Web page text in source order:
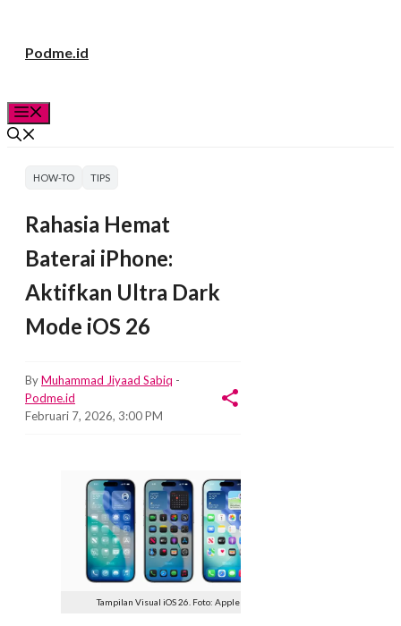
Podme.id
HOW-TO TIPS
Rahasia Hemat
Baterai iPhone:
Aktifkan Ultra Dark
Mode iOS 26
ByMuhammad Jiyaad Sabiq -
Podme.id
Februari 7, 2026, 3:00 PM
Tampilan Visual iOS 26. Foto: Apple